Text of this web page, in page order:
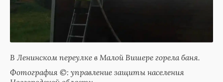
В Ленинском переулке в Малой Вишере горела баня.
Фотография ©: управление защиты населения